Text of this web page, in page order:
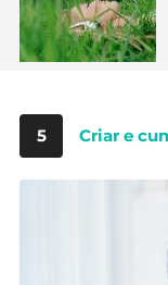
5 Criar e